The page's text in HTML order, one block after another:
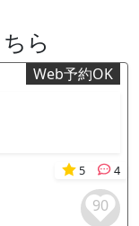
ら
Web予約OK
5 4
90